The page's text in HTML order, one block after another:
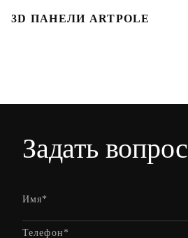
3D ПАНЕЛИ ARTPOLE
Задать вопрос